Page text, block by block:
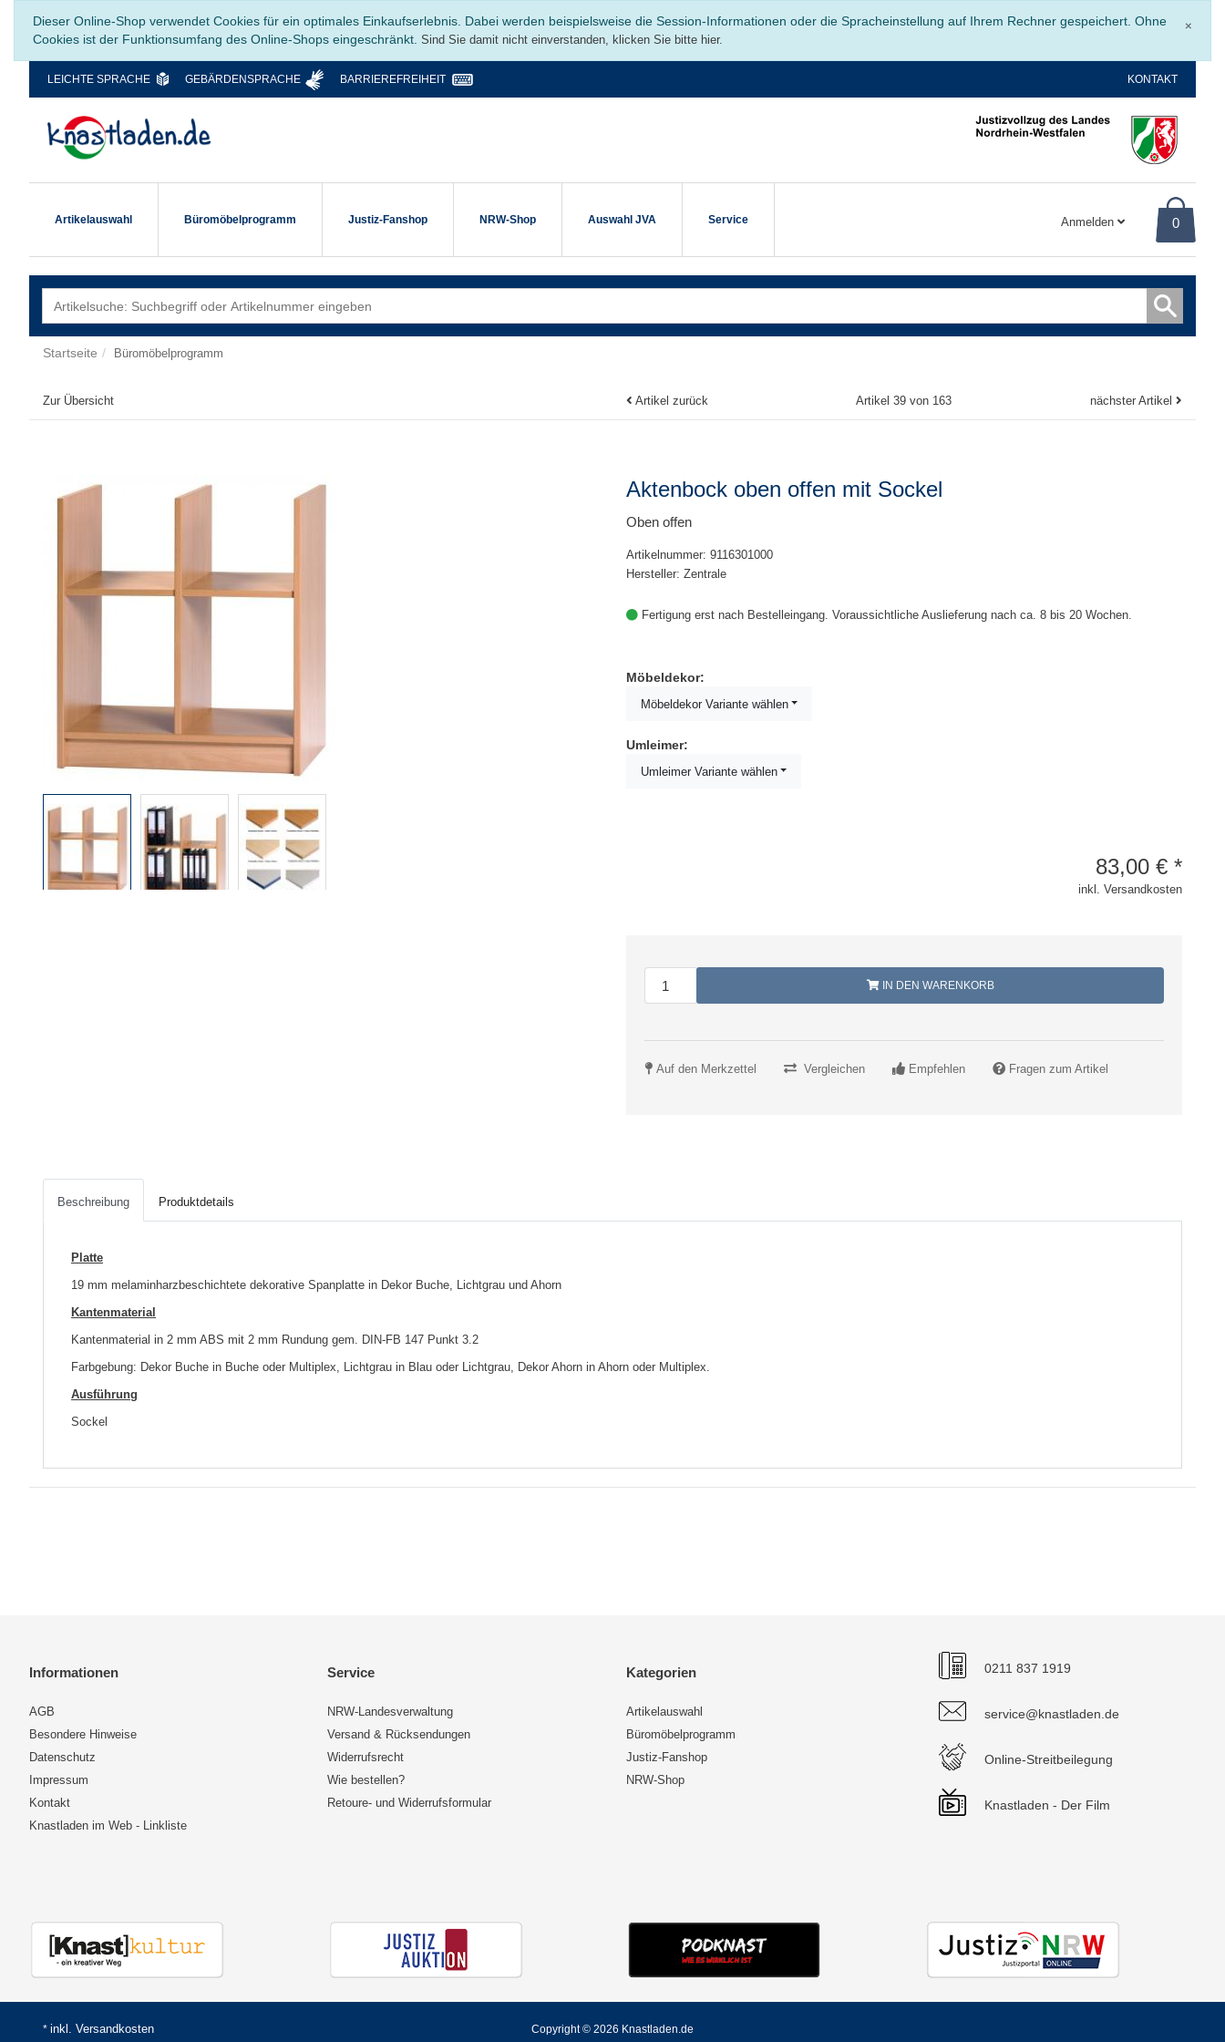
×
Dieser Online-Shop verwendet Cookies für ein optimales Einkaufserlebnis. Dabei werden beispielsweise die Session-Informationen oder die Spracheinstellung auf Ihrem Rechner gespeichert. Ohne
Cookies ist der Funktionsumfang des Online-Shops eingeschränkt. Sind Sie damit nicht einverstanden, klicken Sie bitte hier.
LEICHTE SPRACHE GEBÄRDENSPRACHE BARRIEREFREIHEIT KONTAKT
Artikelauswahl Büromöbelprogramm Justiz-Fanshop NRW-Shop Auswahl JVA Service Anmelden 0
Startseite Büromöbelprogramm
Zur Übersicht Artikel zurück Artikel 39 von 163 nächster Artikel
Aktenbock oben offen mit Sockel
Oben offen
Artikelnummer: 9116301000
Hersteller: Zentrale
Fertigung erst nach Bestelleingang. Voraussichtliche Auslieferung nach ca. 8 bis 20 Wochen.
Möbeldekor:
Möbeldekor Variante wählen
Umleimer:
Umleimer Variante wählen
83,00 € *
inkl. Versandkosten
IN DEN WARENKORB
Auf den Merkzettel Vergleichen Empfehlen Fragen zum Artikel
Beschreibung Produktdetails
Platte
19 mm melaminharzbeschichtete dekorative Spanplatte in Dekor Buche, Lichtgrau und Ahorn
Kantenmaterial
Kantenmaterial in 2 mm ABS mit 2 mm Rundung gem. DIN-FB 147 Punkt 3.2
Farbgebung: Dekor Buche in Buche oder Multiplex, Lichtgrau in Blau oder Lichtgrau, Dekor Ahorn in Ahorn oder Multiplex.
Ausführung
Sockel
Informationen
AGB
Besondere Hinweise
Datenschutz
Impressum
Kontakt
Knastladen im Web - Linkliste
Service
NRW-Landesverwaltung
Versand & Rücksendungen
Widerrufsrecht
Wie bestellen?
Retoure- und Widerrufsformular
Kategorien
Artikelauswahl
Büromöbelprogramm
Justiz-Fanshop
NRW-Shop
0211 837 1919
service@knastladen.de
Online-Streitbeilegung
Knastladen - Der Film
* inkl. Versandkosten Copyright © 2026 Knastladen.de